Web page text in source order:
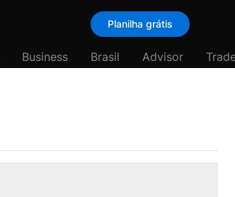
Planilha grátis
Business Brasil Advisor